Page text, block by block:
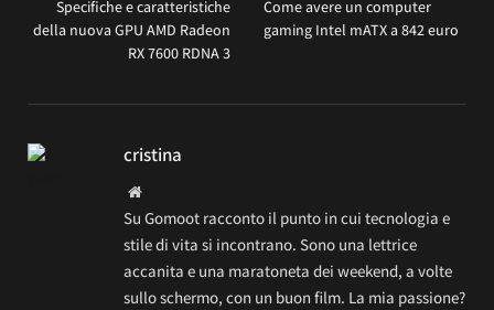
Specifiche e caratteristiche
della nuova GPU AMD Radeon
RX 7600 RDNA 3
Come avere un computer
gaming Intel mATX a 842 euro
cristina
Website
Su Gomoot racconto il punto in cui tecnologia e
stile di vita si incontrano. Sono una lettrice
accanita e una maratoneta dei weekend, a volte
sullo schermo, con un buon film. La mia passione?